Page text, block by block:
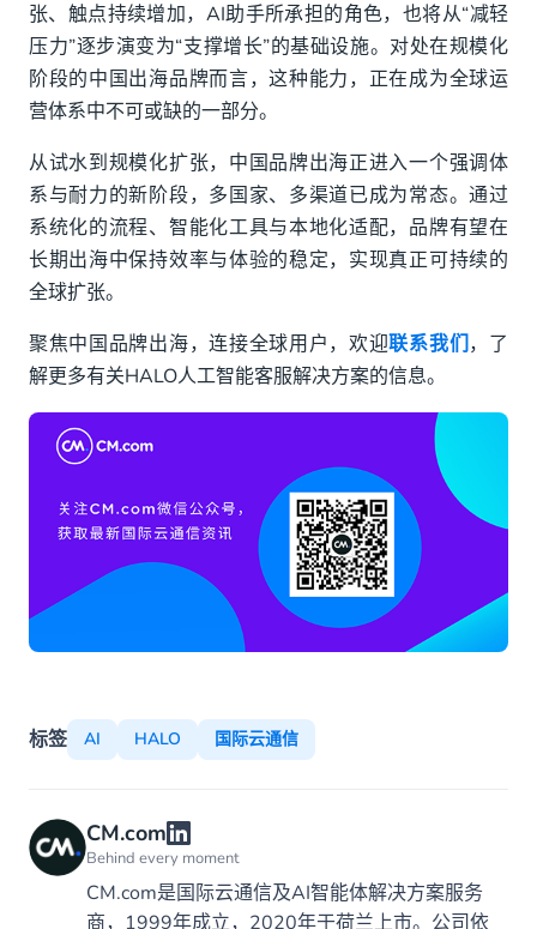
张、触点持续增加，AI助手所承担的角色，也将从“减轻
压力”逐步演变为“支撑增长”的基础设施。对处在规模化
阶段的中国出海品牌而言，这种能力，正在成为全球运
营体系中不可或缺的一部分。
从试水到规模化扩张，中国品牌出海正进入一个强调体
系与耐力的新阶段，多国家、多渠道已成为常态。通过
系统化的流程、智能化工具与本地化适配，品牌有望在
长期出海中保持效率与体验的稳定，实现真正可持续的
全球扩张。
聚焦中国品牌出海，连接全球用户，欢迎联系我们，了
解更多有关HALO人工智能客服解决方案的信息。
标签 AI HALO 国际云通信
CM.com
Behind every moment
CM.com是国际云通信及AI智能体解决方案服务
商，1999年成立，2020年于荷兰上市。公司依